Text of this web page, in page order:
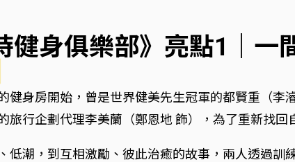
健身俱樂部》亮點1｜
健身房開始，曾是世界健美先生冠軍的都賢重（
旅行企劃代理李美蘭（鄭恩地 飾），為了重新找回
低潮，到互相激勵、彼此治癒的故事，兩人透過